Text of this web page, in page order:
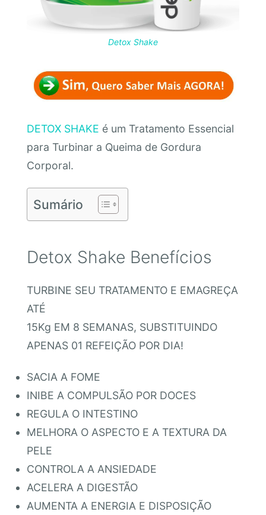
Detox Shake
DETOX SHAKE é um Tratamento Essencial
para Turbinar a Queima de Gordura
Corporal.
Sumário
Detox Shake Benefícios
TURBINE SEU TRATAMENTO E EMAGREÇA
ATÉ
15Kg EM 8 SEMANAS, SUBSTITUINDO
APENAS 01 REFEIÇÃO POR DIA!
SACIA A FOME
INIBE A COMPULSÃO POR DOCES
REGULA O INTESTINO
MELHORA O ASPECTO E A TEXTURA DA
PELE
CONTROLA A ANSIEDADE
ACELERA A DIGESTÃO
AUMENTA A ENERGIA E DISPOSIÇÃO